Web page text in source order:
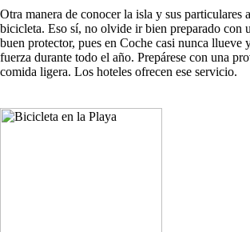
Otra manera de conocer la isla y sus particulares
bicicleta. Eso sí, no olvide ir bien preparado con
buen protector, pues en Coche casi nunca llueve
fuerza durante todo el año. Prepárese con una
comida ligera. Los hoteles ofrecen ese servicio.